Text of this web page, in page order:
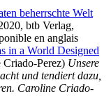
beherrschte Welt
btb Verlag,
en anglais
in a World Designed
Perez) Unsere
und tendiert dazu,
Caroline Criado-